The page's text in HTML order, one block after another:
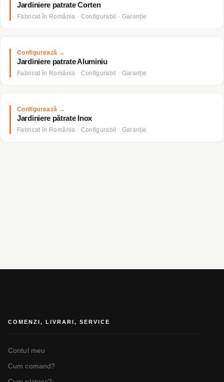
Jardiniere patrate Corten
Jardiniere patrate Aluminiu
Jardiniere pătrate Inox
COMENZI, LIVRARI, SERVICE
Contul meu
Cum comand?